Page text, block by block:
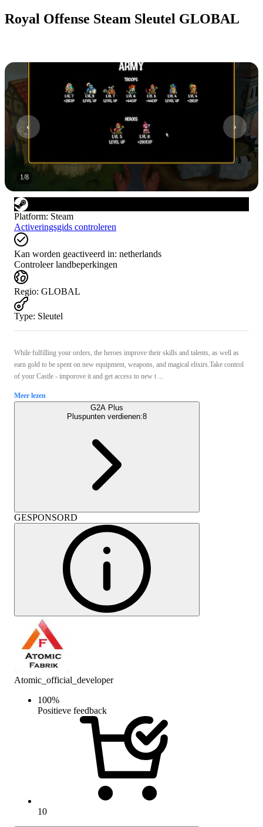
Royal Offense Steam Sleutel GLOBAL
1/8
Platform: Steam
Activeringsgids controleren
Kan worden geactiveerd in: netherlands
Controleer landbeperkingen
Regio: GLOBAL
Type: Sleutel
While fulfilling your orders, the heroes improve their skills and talents, as well as
earn gold to be spent on new equipment, weapons, and magical elixirs.Take control
of your Castle - imporove it and get access to new t ...
Meer lezen
G2A Plus
Pluspunten verdienen:8
GESPONSORD
Atomic_official_developer
100%
Positieve feedback
10